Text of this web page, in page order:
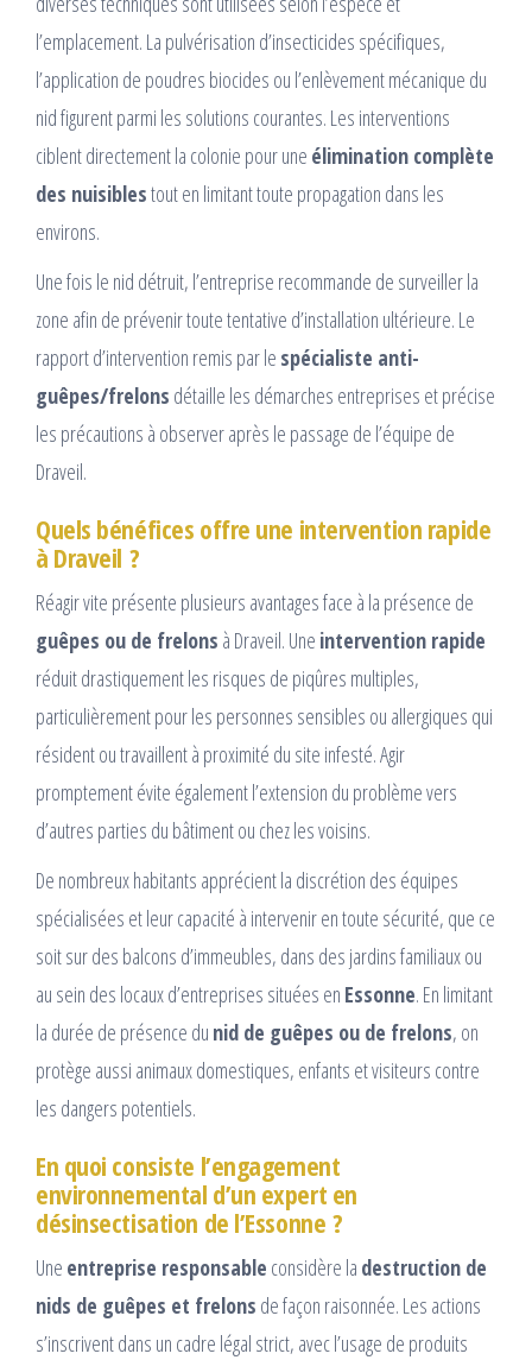
l’emplacement. La pulvérisation d’insecticides spécifiques,
l’application de poudres biocides ou l’enlèvement mécanique du
nid figurent parmi les solutions courantes. Les interventions
ciblent directement la colonie pour une élimination complète
des nuisiblestout en limitant toute propagation dans les
environs.
Une fois le nid détruit, l’entreprise recommande de surveiller la
zone afin de prévenir toute tentative d’installation ultérieure. Le
rapport d’intervention remis par le spécialiste anti-
guêpes/frelons détaille les démarches entreprises et précise
les précautions à observer après le passage de l’équipe de
Draveil.
Quels bénéfices offre une intervention rapide
à Draveil ?
Réagir vite présente plusieurs avantages face à la présence de
guêpes ou de frelons à Draveil. Une intervention rapide
réduit drastiquement les risques de piqûres multiples,
particulièrement pour les personnes sensibles ou allergiques qui
résident ou travaillent à proximité du site infesté. Agir
promptement évite également l’extension du problème vers
d’autres parties du bâtiment ou chez les voisins.
De nombreux habitants apprécient la discrétion des équipes
spécialisées et leur capacité à intervenir en toute sécurité, que ce
soit sur des balcons d’immeubles, dans des jardins familiaux ou
au sein des locaux d’entreprises situées en Essonne. En limitant
la durée de présence du nid de guêpes ou de frelons, on
protège aussi animaux domestiques, enfants et visiteurs contre
les dangers potentiels.
En quoi consiste l’engagement
environnemental d’un expert en
désinsectisation de l’Essonne ?
Une entreprise responsable considère la destruction de
nids de guêpes et frelons de façon raisonnée. Les actions
s’inscrivent dans un cadre légal strict, avec l’usage de produits